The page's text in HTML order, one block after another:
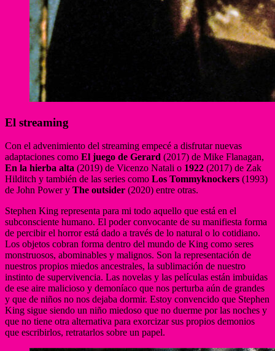
El streaming
Con el advenimiento del streaming empecé a disfrutar nuevas
adaptaciones como El juego de Gerard (2017) de Mike Flanagan,
En la hierba alta (2019) de Vicenzo Natali o 1922 (2017) de Zak
Hilditch y también de las series como Los Tommyknockers (1993)
de John Power y The outsider (2020) entre otras.
Stephen King representa para mi todo aquello que está en el
subconsciente humano. El poder convocante de su manifiesta forma
de percibir el horror está dado a través de lo natural o lo cotidiano.
Los objetos cobran forma dentro del mundo de King como seres
monstruosos, abominables y malignos. Son la representación de
nuestros propios miedos ancestrales, la sublimación de nuestro
instinto de supervivencia. Las novelas y las películas están imbuidas
de ese aire malicioso y demoníaco que nos perturba aún de grandes
y que de niños no nos dejaba dormir. Estoy convencido que Stephen
King sigue siendo un niño miedoso que no duerme por las noches y
que no tiene otra alternativa para exorcizar sus propios demonios
que escribirlos, retratarlos sobre un papel.